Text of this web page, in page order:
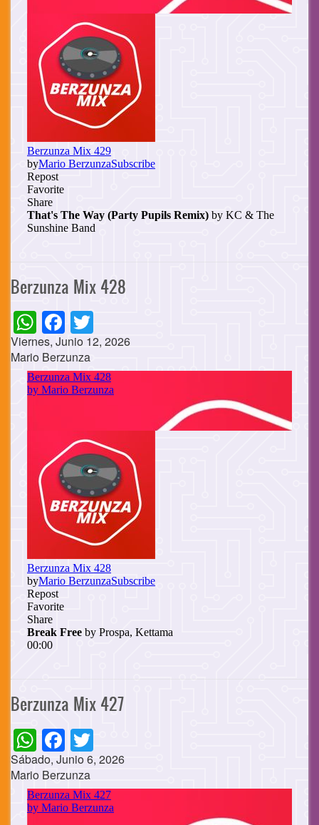
Berzunza Mix 428
WhatsApp
Facebook
Viernes, Junio 12, 2026
Mario Berzunza
Cuerpo
Berzunza Mix 427
WhatsApp
Facebook
Sábado, Junio 6, 2026
Mario Berzunza
Cuerpo